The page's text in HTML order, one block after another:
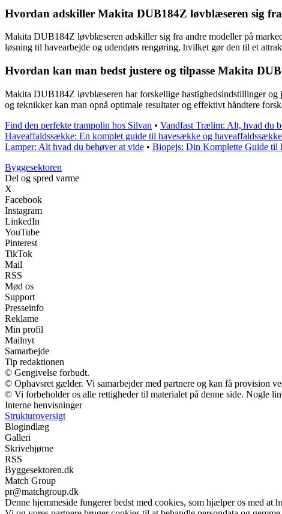
Hvordan adskiller Makita DUB184Z løvblæseren sig
Makita DUB184Z løvblæseren adskiller sig fra andre modeller på
løsning til havearbejde og udendørs rengøring, hvilket gør den til et
Hvordan kan man bedst justere og tilpasse Makita
Makita DUB184Z løvblæseren har forskellige hastighedsindstillinger og
og teknikker kan man opnå optimale resultater og effektivt håndtere
Find den perfekte trampolin hos Silvan • Vandfast Trælim: Alt, hvad du
Haveaffaldssække: En komplet guide til havesække og haveaffaldssække
Lamper: Alt hvad du behøver at vide • Biopejs: Din Komplette Guide til
Byggesektoren
Del og spred varme
X
Facebook
Instagram
LinkedIn
YouTube
Pinterest
TikTok
Mail
RSS
Mød os
Support
Presseinfo
Reklame
Min profil
Mailnyt
Samarbejde
Tip redaktionen
© Gengivelse forbudt.
© Ophavsret gælder. Vi samarbejder med partnere og kan få provision
© Vi forbeholder os alle rettigheder til materialet på denne side. Nogle
Interne henvisninger
Strukturoversigt
Blogindlæg
Galleri
Skrivehjørne
RSS
Byggesektoren.dk
Match Group
pr@matchgroup.dk
Denne hjemmeside fungerer bedst med cookies, som hjælper os med at